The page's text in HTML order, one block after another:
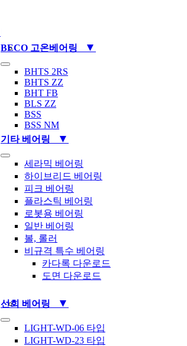
BECO 고온베어링
▼
Toggle
Navigation
BHTS 2RS
BHTS ZZ
BHT FB
BLS ZZ
BSS
BSS NM
기타 베어링
▼
Toggle
Navigation세라믹 베어링
하이브리드 베어링
피크 베어링
플라스틱 베어링
로봇용 베어링
일반 베어링
볼, 롤러
비규격 특수 베어링
카다록 다운로드
도면 다운로드
선회 베어링
▼
Toggle
NavigationLIGHT-WD-06 타입
LIGHT-WD-23 타입